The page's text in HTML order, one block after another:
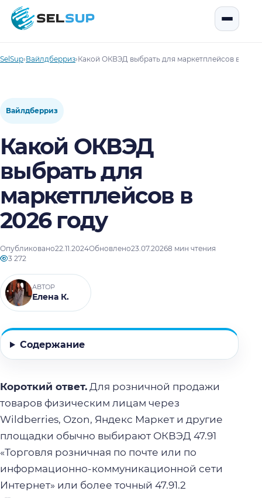
SelSup
SelSup›Вайлдберриз›Какой ОКВЭД выбрать для маркетплейсов в 2026
Вайлдберриз
Какой ОКВЭД
выбрать для
маркетплейсов в
2026 году
Опубликовано22.11.2024Обновлено23.07.20268 мин чтения
3 272
АВТОР
Елена К.
Содержание
Короткий ответ. Для розничной продажи
товаров физическим лицам через
Wildberries, Ozon, Яндекс Маркет и другие
площадки обычно выбирают ОКВЭД 47.91
«Торговля розничная по почте или по
информационно-коммуникационной сети
Интернет» или более точный 47.91.2